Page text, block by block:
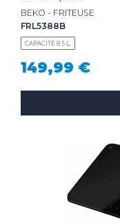
BEKO - FRITEUSE
FRL5388B
CAPACITÉ 8.5 L.
149,99 €